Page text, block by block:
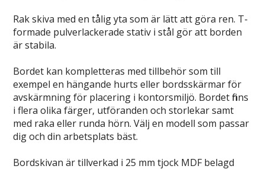
Rak skiva med en tålig yta som är lätt att göra ren. T-
formade pulverlackerade stativ i stål gör att borden
är stabila.
Bordet kan kompletteras med tillbehör som till
exempel en hängande hurts eller bordsskärmar för
avskärmning för placering i kontorsmiljö. Bordet finns
i flera olika färger, utföranden och storlekar samt
med raka eller runda hörn. Välj en modell som passar
dig och din arbetsplats bäst.
Bordskivan är tillverkad i 25 mm tjock MDF belagd